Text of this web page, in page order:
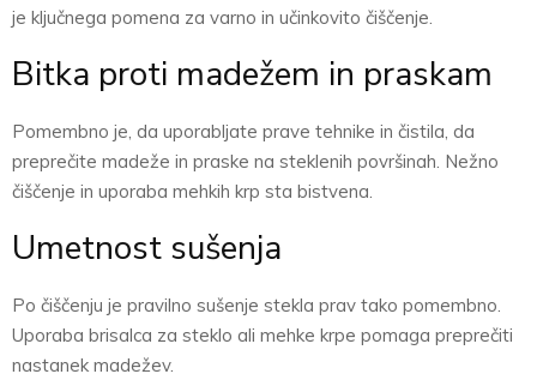
je ključnega pomena za varno in učinkovito čiščenje.
Bitka proti madežem in praskam
Pomembno je, da uporabljate prave tehnike in čistila, da
preprečite madeže in praske na steklenih površinah. Nežno
čiščenje in uporaba mehkih krp sta bistvena.
Umetnost sušenja
Po čiščenju je pravilno sušenje stekla prav tako pomembno.
Uporaba brisalca za steklo ali mehke krpe pomaga preprečiti
nastanek madežev.